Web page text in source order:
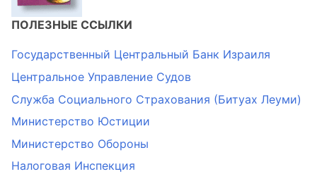
ПОЛЕЗНЫЕ ССЫЛКИ
Государственный Центральный Банк Израиля
Центральное Управление Судов
Служба Социального Страхования (Битуах Леуми)
Министерство Юстиции
Министерство Обороны
Налоговая Инспекция